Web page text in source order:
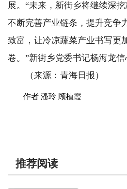
展。“未来，新街乡将继续深
不断完善产业链条，提升竞争
致富，让冷凉蔬菜产业书写更
卷。”新街乡党委书记杨海龙信
（来源：青海日报）
作者 潘玲 顾植霞
推荐阅读